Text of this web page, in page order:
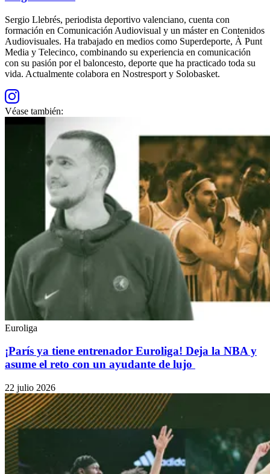
Sergio Llebrés, periodista deportivo valenciano, cuenta con
formación en Comunicación Audiovisual y un máster en Contenidos
Audiovisuales. Ha trabajado en medios como Superdeporte, À Punt
Media y Telecinco, combinando su experiencia en comunicación
con su pasión por el baloncesto, deporte que ha practicado toda su
vida. Actualmente colabora en Nostresport y Solobasket.
Véase también:
Euroliga
¡París ya tiene entrenador Euroliga! Deja la NBA y
asume el reto con un ayudante de lujo
22 julio 2026